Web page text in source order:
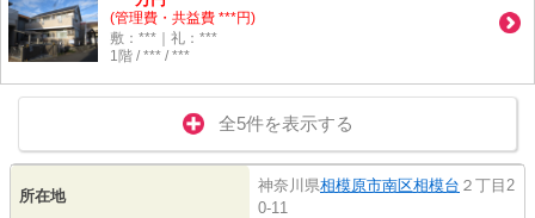
(管理費・共益費 ***円)
敷：***｜礼：***
1階 / *** / ***
全5件を表示する
所在地
神奈川県相模原市南区相模台 ２丁目2
0-11